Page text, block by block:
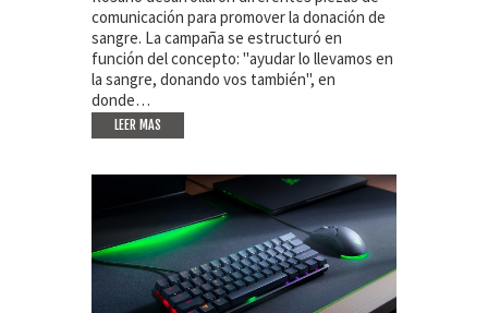
comunicación para promover la donación de
sangre. La campaña se estructuró en
función del concepto: "ayudar lo llevamos en
la sangre, donando vos también", en
donde…
LEER MAS